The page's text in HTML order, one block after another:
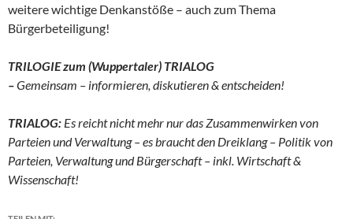
weitere wichtige Denkanstöße – auch zum Thema
Bürgerbeteiligung!
TRILOGIE zum (Wuppertaler) TRIALOG
–Gemeinsam – informieren, diskutieren & entscheiden!
TRIALOG: Es reicht nicht mehr nur das Zusammenwirken von
Parteien und Verwaltung – es braucht den Dreiklang – Politik von
Parteien, Verwaltung und Bürgerschaft – inkl. Wirtschaft &
Wissenschaft!